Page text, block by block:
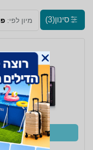
סינון(3) מיון לפי: